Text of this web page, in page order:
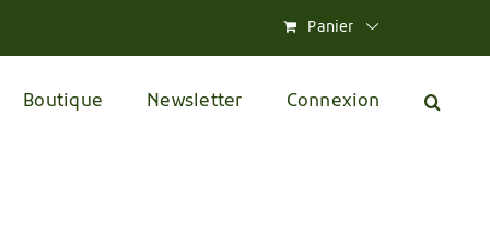
Panier
Boutique Newsletter Connexion